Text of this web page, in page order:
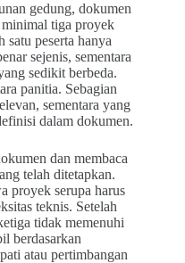
gedung, dokumen
minimal tiga proyek
satu peserta hanya
sejenis, sementara
sedikit berbeda.
panitia. Sebagian
sementara yang
dalam dokumen.
dan membaca
telah ditetapkan.
proyek serupa harus
teknis. Setelah
tidak memenuhi
berdasarkan
atau pertimbangan